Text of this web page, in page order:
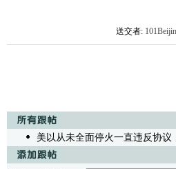
送交者:
美以从未全面停火一直违反协